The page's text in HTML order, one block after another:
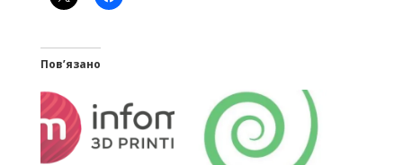
Пов’язано